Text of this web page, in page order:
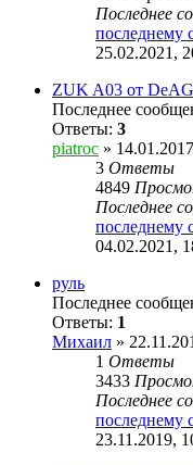
Последнее
последнему
25.02.2021,
ZUK A03 от
Последнее
Ответы: 3
piatroc »
3 Ответы
4849
Последнее
последнему
04.02.2021,
руль
Последнее
Ответы: 1
Михаил »
1 Ответы
3433
Последнее
последнему
23.11.2019,